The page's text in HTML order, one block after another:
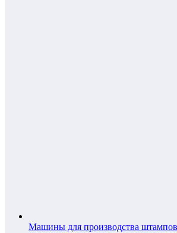
Машины для производства